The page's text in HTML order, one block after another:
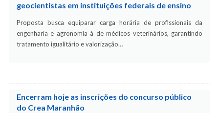
geocientistas em instituições federais de ensino
Proposta busca equiparar carga horária de profissionais da
engenharia e agronomia à de médicos veterinários, garantindo
tratamento igualitário e valorização…
Encerram hoje as inscrições do concurso público
do Crea Maranhão